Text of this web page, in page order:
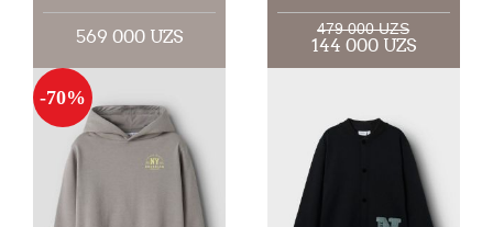
569 000 UZS 479 000 UZS
144 000 UZS
-70%